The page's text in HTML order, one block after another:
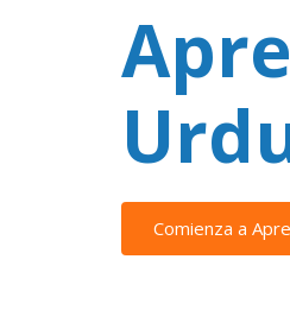
Comienza a